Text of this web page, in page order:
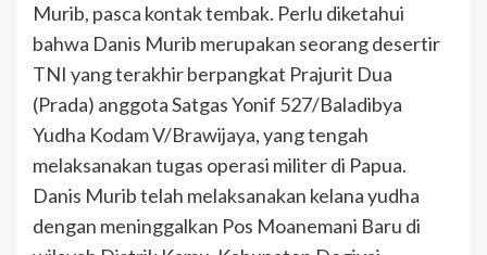
Murib, pasca kontak tembak. Perlu diketahui
bahwa Danis Murib merupakan seorang desertir
TNI yang terakhir berpangkat Prajurit Dua
(Prada) anggota Satgas Yonif 527/Baladibya
Yudha Kodam V/Brawijaya, yang tengah
melaksanakan tugas operasi militer di Papua.
Danis Murib telah melaksanakan kelana yudha
dengan meninggalkan Pos Moanemani Baru di